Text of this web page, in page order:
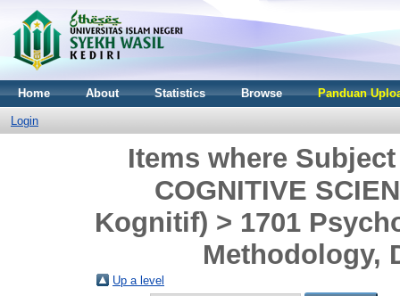
Home About Statistics Browse Panduan
Login
Items where
COGNITIVE
Kognitif) > 1701
Methodology,
Up a level